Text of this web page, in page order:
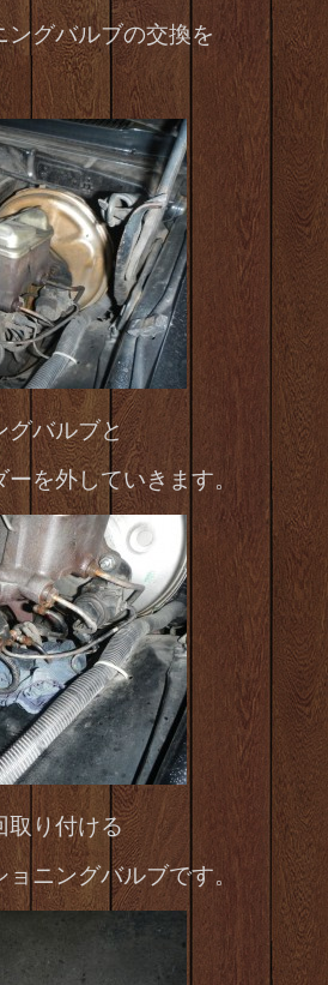
ングバルブの交換を
グバルブと
を外していきます。
取り付ける
ョニングバルブです。